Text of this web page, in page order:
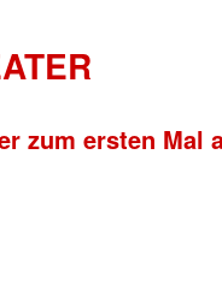
zum ersten Mal